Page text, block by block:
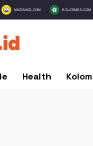
MATAMATA.COM BOLATIMES.COM
Health Kolom